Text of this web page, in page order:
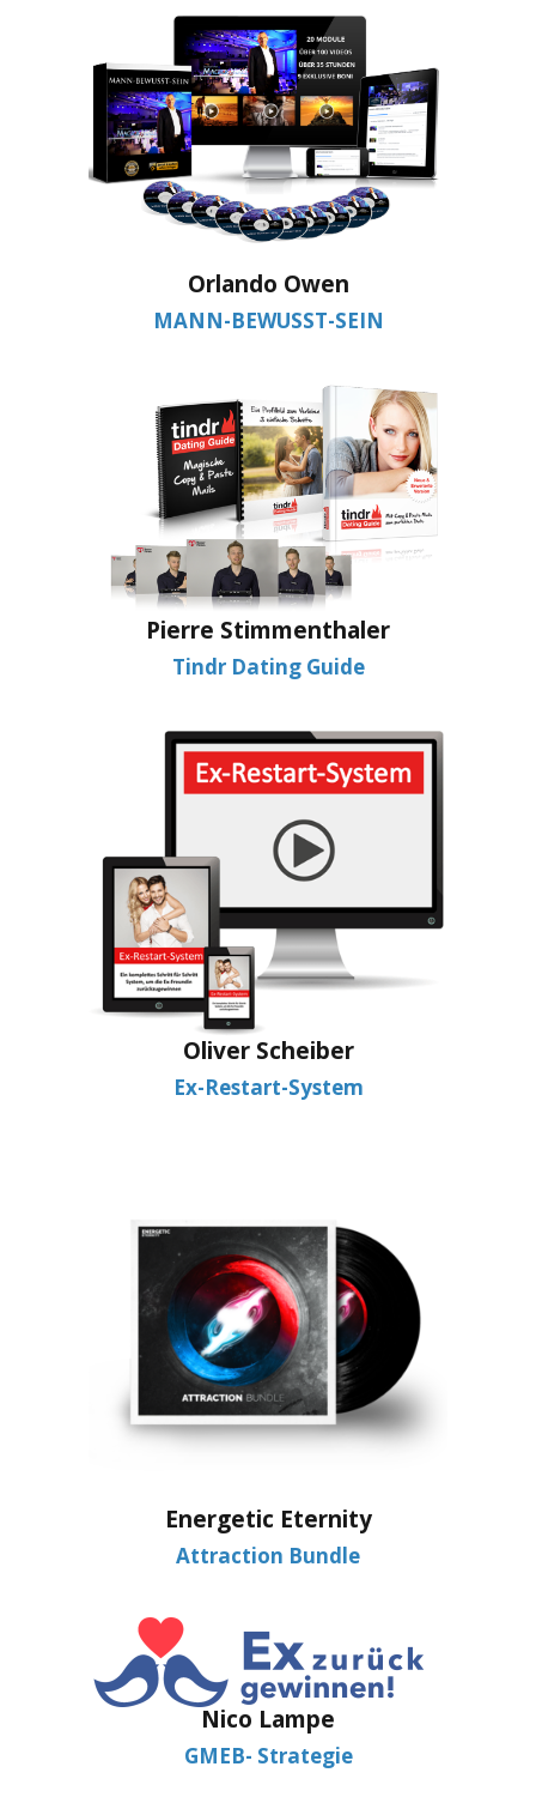
Orlando Owen
MANN-BEWUSST-SEIN
Pierre Stimmenthaler
Tindr Dating Guide
Oliver Scheiber
Ex-Restart-System
Energetic Eternity
Attraction Bundle
Nico Lampe
GMEB- Strategie